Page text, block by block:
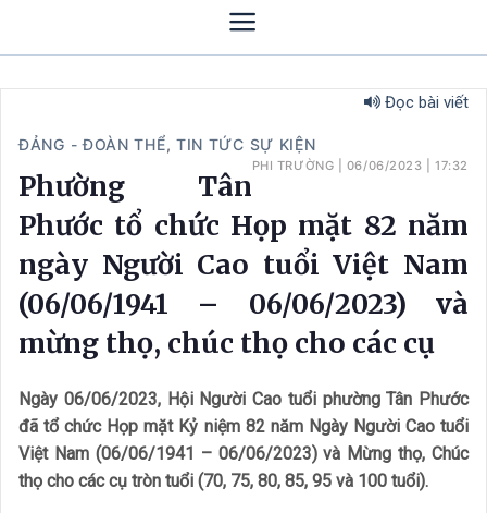
Đọc bài viết
ĐẢNG - ĐOÀN THỂ, TIN TỨC SỰ KIỆN
PHI TRƯỜNG 06/06/2023 |17:32
Phường Tân
Phước tổ chức Họp mặt 82 năm
ngày Người Cao tuổi Việt Nam
(06/06/1941 – 06/06/2023) và
mừng thọ, chúc thọ cho các cụ
Ngày 06/06/2023, Hội Người Cao tuổi phường Tân Phước
đã tổ chức Họp mặt Kỷ niệm 82 năm Ngày Người Cao tuổi
Việt Nam (06/06/1941 – 06/06/2023) và Mừng thọ, Chúc
thọ cho các cụ tròn tuổi (70, 75, 80, 85, 95 và 100 tuổi).